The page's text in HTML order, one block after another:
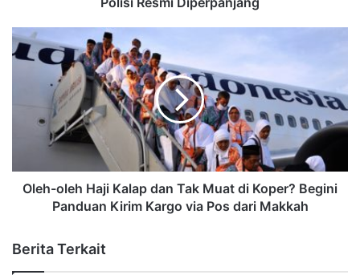
Oleh-oleh Haji Kalap dan Tak Muat di Koper? Begini
Panduan Kirim Kargo via Pos dari Makkah
Berita Terkait